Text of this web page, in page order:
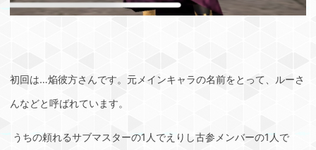
初回は…焔彼方さんです。元メインキャラの名前をとって、ルーさ
んなどと呼ばれています。
うちの頼れるサブマスターの1人でえりし古参メンバーの1人で